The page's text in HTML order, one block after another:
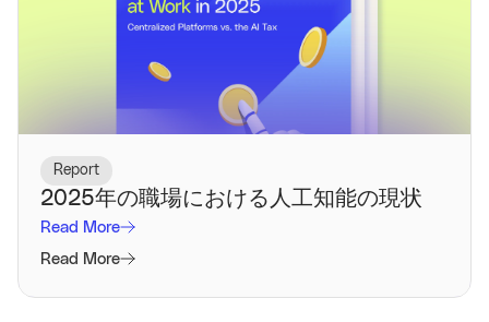
Report
2025年の職場における人工知能の現状
Read More
Read More